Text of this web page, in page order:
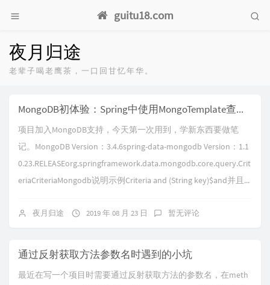
guitu18.com
夜月归途
老辈子喝老鹰茶，一口回甘忆年华。
MongoDB初体验：Spring中使用MongoTemplate查询数据
项目加入MongoDB支持，今天第一次用到，学新东西要做笔
记。MongoDB Version：3.4.6spring-data-mongodb Version：1.1
0.23.RELEASEorg.springframework.data.mongodb.core.query.Crit
eriaCriteriaMongodb说明示例Criteria and (String key)$and并且...
夜月归途 2019 年 08 月 23 日 暂无评论
通过反射获取方法参数名时遇到的小坑
最近在写一个项目时需要通过反射获取方法的参数名，在meth